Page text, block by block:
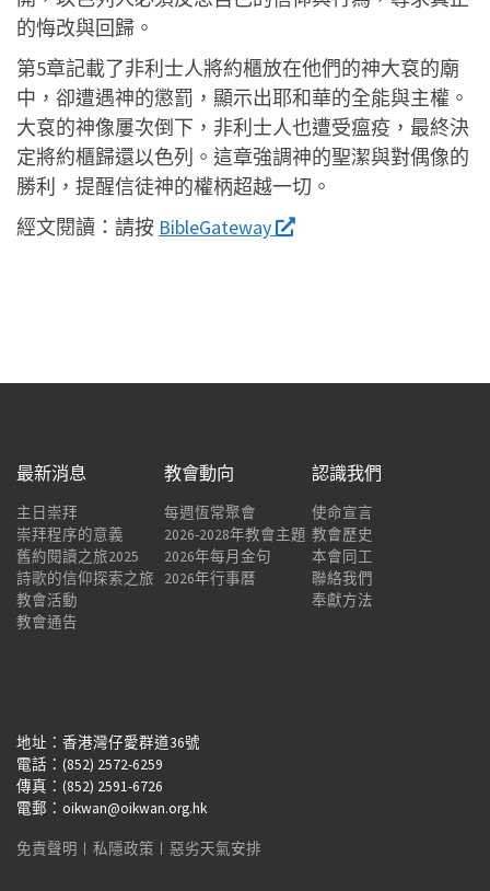
的悔改與回歸。
第5章記載了非利士人將約櫃放在他們的神大袞的廟
中，卻遭遇神的懲罰，顯示出耶和華的全能與主權。
大袞的神像屢次倒下，非利士人也遭受瘟疫，最終決
定將約櫃歸還以色列。這章強調神的聖潔與對偶像的
勝利，提醒信徒神的權柄超越一切。
經文閱讀： 請按 BibleGateway
最新消息
主日崇拜
崇拜程序的意義
舊約閱讀之旅2025
詩歌的信仰探索之旅
教會活動
教會通告
教會動向
每週恆常聚會
2026-2028年教會主題
2026年每月金句
2026年行事曆
認識我們
使命宣言
教會歷史
本會同工
聯絡我們
奉獻方法
地址：香港灣仔愛群道36號
電話：(852) 2572-6259
傳真：(852) 2591-6726
電郵：oikwan@oikwan.org.hk
免責聲明 ︱ 私隱政策 ︱ 惡劣天氣安排